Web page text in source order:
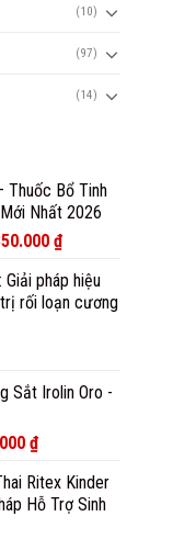
(10)
(97)
(14)
Thuốc Bổ Tinh
Nhất 2026
₫
pháp hiệu
rối loạn cương
Sắt Irolin Oro -
₫
Ritex Kinder
Hỗ Trợ Sinh